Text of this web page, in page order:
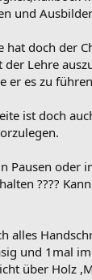
und
hat doch der
Lehre
er es zu
ist doch
Pausen oder
????
alles
und 1mal
über Holz